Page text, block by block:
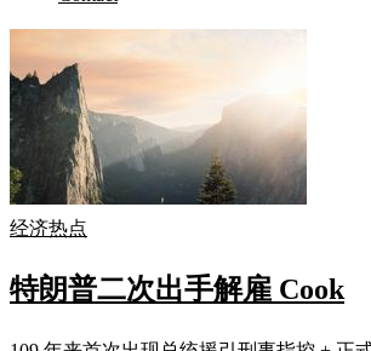
经济热点
特朗普二次出手解雇 Cook